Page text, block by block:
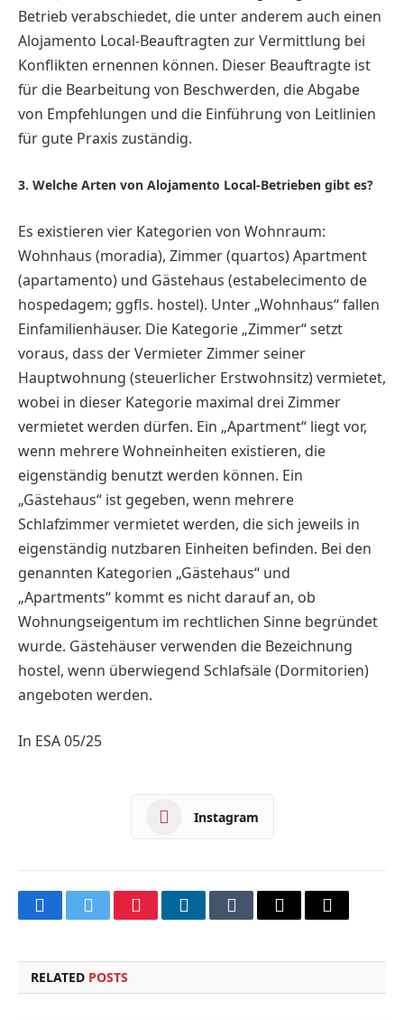
Betrieb verabschiedet, die unter anderem auch einen
Alojamento Local-Beauftragten zur Vermittlung bei
Konflikten ernennen können. Dieser Beauftragte ist
für die Bearbeitung von Beschwerden, die Abgabe
von Empfehlungen und die Einführung von Leitlinien
für gute Praxis zuständig.
3. Welche Arten von Alojamento Local-Betrieben gibt es?
Es existieren vier Kategorien von Wohnraum:
Wohnhaus (moradia), Zimmer (quartos) Apartment
(apartamento) und Gästehaus (estabelecimento de
hospedagem; ggfls. hostel). Unter „Wohnhaus“ fallen
Einfamilienhäuser. Die Kategorie „Zimmer“ setzt
voraus, dass der Vermieter Zimmer seiner
Hauptwohnung (steuerlicher Erstwohnsitz) vermietet,
wobei in dieser Kategorie maximal drei Zimmer
vermietet werden dürfen. Ein „Apartment“ liegt vor,
wenn mehrere Wohneinheiten existieren, die
eigenständig benutzt werden können. Ein
„Gästehaus“ ist gegeben, wenn mehrere
Schlafzimmer vermietet werden, die sich jeweils in
eigenständig nutzbaren Einheiten befinden. Bei den
genannten Kategorien „Gästehaus“ und
„Apartments“ kommt es nicht darauf an, ob
Wohnungseigentum im rechtlichen Sinne begründet
wurde. Gästehäuser verwenden die Bezeichnung
hostel, wenn überwiegend Schlafsäle (Dormitorien)
angeboten werden.
In ESA 05/25
Instagram
FacebookTwitterPinterestLinkedInTumblrEmail
Copy
RELATED POSTS